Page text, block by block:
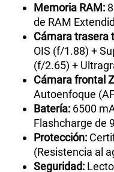
Memoria RAM:
de RAM
Cámara trasera
OIS (f/1.88) +
(f/2.65) +
Cámara frontal
Autoenfoque
Batería: 6500
Flashcharge de
Protección:
(Resistencia al
Seguridad: